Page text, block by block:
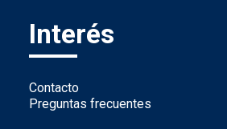
Interés
Contacto
Preguntas frecuentes